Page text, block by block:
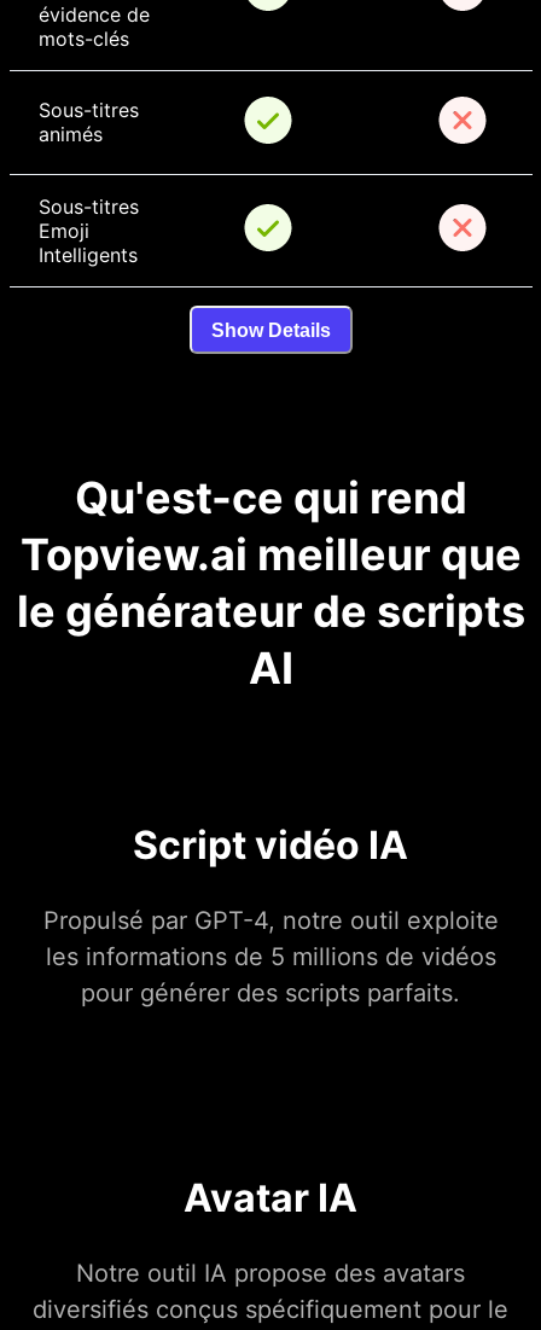
évidence de
mots-clés
Sous-titres
animés
Sous-titres
Emoji
Intelligents
Show Details
Qu'est-ce qui rend
Topview.ai meilleur que
le générateur de scripts
AI
Script vidéo IA
Propulsé par GPT-4, notre outil exploite
les informations de 5 millions de vidéos
pour générer des scripts parfaits.
Avatar IA
Notre outil IA propose des avatars
diversifiés conçus spécifiquement pour le